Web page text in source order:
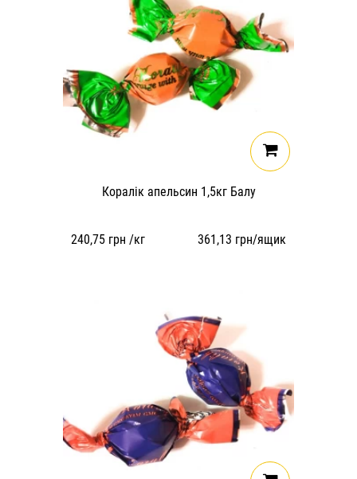
Коралік апельсин 1,5кг Балу
240,75 грн /кг 361,13 грн/ящик